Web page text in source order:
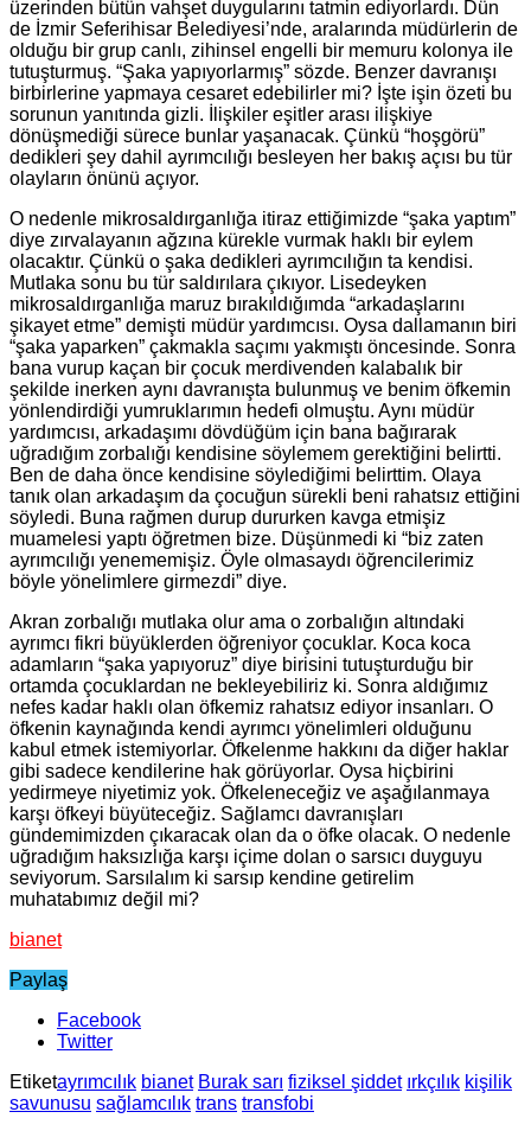
üzerinden bütün vahşet duygularını tatmin ediyorlardı. Dün
de İzmir Seferihisar Belediyesi’nde, aralarında müdürlerin de
olduğu bir grup canlı, zihinsel engelli bir memuru kolonya ile
tutuşturmuş. “Şaka yapıyorlarmış” sözde. Benzer davranışı
birbirlerine yapmaya cesaret edebilirler mi? İşte işin özeti bu
sorunun yanıtında gizli. İlişkiler eşitler arası ilişkiye
dönüşmediği sürece bunlar yaşanacak. Çünkü “hoşgörü”
dedikleri şey dahil ayrımcılığı besleyen her bakış açısı bu tür
olayların önünü açıyor.
O nedenle mikrosaldırganlığa itiraz ettiğimizde “şaka yaptım”
diye zırvalayanın ağzına kürekle vurmak haklı bir eylem
olacaktır. Çünkü o şaka dedikleri ayrımcılığın ta kendisi.
Mutlaka sonu bu tür saldırılara çıkıyor. Lisedeyken
mikrosaldırganlığa maruz bırakıldığımda “arkadaşlarını
şikayet etme” demişti müdür yardımcısı. Oysa dallamanın biri
“şaka yaparken” çakmakla saçımı yakmıştı öncesinde. Sonra
bana vurup kaçan bir çocuk merdivenden kalabalık bir
şekilde inerken aynı davranışta bulunmuş ve benim öfkemin
yönlendirdiği yumruklarımın hedefi olmuştu. Aynı müdür
yardımcısı, arkadaşımı dövdüğüm için bana bağırarak
uğradığım zorbalığı kendisine söylemem gerektiğini belirtti.
Ben de daha önce kendisine söylediğimi belirttim. Olaya
tanık olan arkadaşım da çocuğun sürekli beni rahatsız ettiğini
söyledi. Buna rağmen durup dururken kavga etmişiz
muamelesi yaptı öğretmen bize. Düşünmedi ki “biz zaten
ayrımcılığı yenememişiz. Öyle olmasaydı öğrencilerimiz
böyle yönelimlere girmezdi” diye.
Akran zorbalığı mutlaka olur ama o zorbalığın altındaki
ayrımcı fikri büyüklerden öğreniyor çocuklar. Koca koca
adamların “şaka yapıyoruz” diye birisini tutuşturduğu bir
ortamda çocuklardan ne bekleyebiliriz ki. Sonra aldığımız
nefes kadar haklı olan öfkemiz rahatsız ediyor insanları. O
öfkenin kaynağında kendi ayrımcı yönelimleri olduğunu
kabul etmek istemiyorlar. Öfkelenme hakkını da diğer haklar
gibi sadece kendilerine hak görüyorlar. Oysa hiçbirini
yedirmeye niyetimiz yok. Öfkeleneceğiz ve aşağılanmaya
karşı öfkeyi büyüteceğiz. Sağlamcı davranışları
gündemimizden çıkaracak olan da o öfke olacak. O nedenle
uğradığım haksızlığa karşı içime dolan o sarsıcı duyguyu
seviyorum. Sarsılalım ki sarsıp kendine getirelim
muhatabımız değil mi?
bianet
Paylaş
Facebook
Twitter
Etiketayrımcılık bianet Burak sarı fiziksel şiddet ırkçılık kişilik
savunusu sağlamcılık trans transfobi